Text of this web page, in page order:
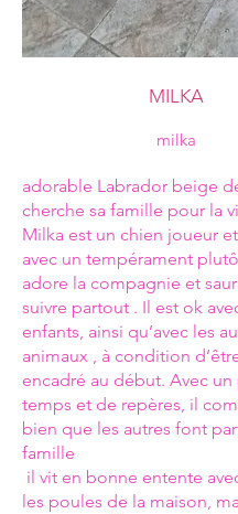
MILKA
milka
adorable Labrador beige
cherche sa famille pour la
Milka est un chien joueur
avec un tempérament
adore la compagnie et
suivre partout . Il est ok
enfants, ainsi qu’avec les
animaux , à condition
encadré au début. Avec un
temps et de repères, il
bien que les autres font
famille
il vit en bonne entente
les poules de la maison,